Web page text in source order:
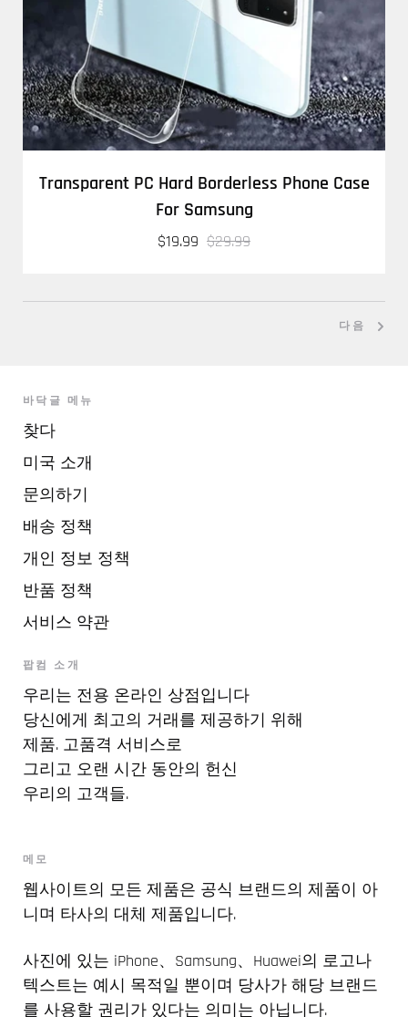
Transparent PC Hard Borderless Phone Case
For Samsung
$19.99 $29.99
다음
바닥글 메뉴
찾다
미국 소개
문의하기
배송 정책
개인 정보 정책
반품 정책
서비스 약관
팝컴 소개
우리는 전용 온라인 상점입니다
당신에게 최고의 거래를 제공하기 위해
제품. 고품격 서비스로
그리고 오랜 시간 동안의 헌신
우리의 고객들.
메모
웹사이트의 모든 제품은 공식 브랜드의 제품이 아
니며 타사의 대체 제품입니다.
사진에 있는 iPhone、Samsung、Huawei의 로고나
텍스트는 예시 목적일 뿐이며 당사가 해당 브랜드
를 사용할 권리가 있다는 의미는 아닙니다.